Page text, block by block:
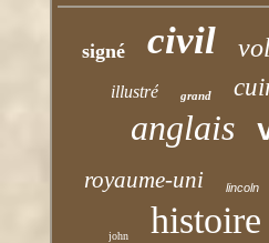
signé civil
illustré grand
anglais
royaume-uni lincoln
john histoire